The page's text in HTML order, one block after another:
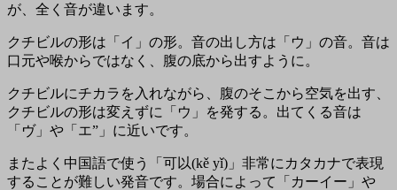
が、全く音が違います。
クチビルの形は「イ」の形。音の出し方は「ウ」の音。音は
口元や喉からではなく、腹の底から出すように。
クチビルにチカラを入れながら、腹のそこから空気を出す、
クチビルの形は変えずに「ウ」を発する。出てくる音は
「ヴ」や「エ”」に近いです。
またよく中国語で使う「可以(kě yǐ)」非常にカタカナで表現
することが難しい発音です。場合によって「カーイー」や